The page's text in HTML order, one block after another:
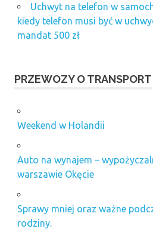
Uchwyt na telefon w
kiedy telefon musi być w
mandat 500 zł
PRZEWOZY O TRANSPORT
Weekend w Holandii
Auto na wynajem –
warszawie Okęcie
Sprawy mniej oraz ważne
rodziny.